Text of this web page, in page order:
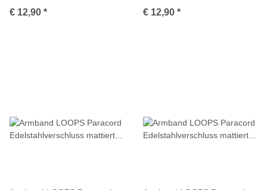
Multicolor
€ 12,90 *
Multicolor
€ 12,90 *